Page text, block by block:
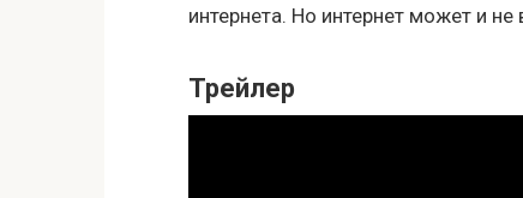
интернета. Но интернет может и
Трейлер